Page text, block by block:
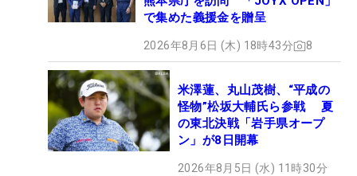
で集めた義援金を贈呈
2026年8月6日 (木) 18時43分 8
米澤蓮、丸山茂樹、“平成の
怪物”松坂大輔氏ら参戦 夏
の東北決戦「岩手県オープ
ン」が8日開幕
2026年8月5日 (水) 11時30分